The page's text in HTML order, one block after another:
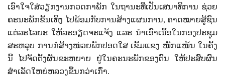
ເອົາໃຈໃສ່ວຽກງານກວດກາພັກ ໃນຖານະທີ່ເປັນເສນາທິການ ຊ່ວຍ
ຄະນະພັກຂັ້ນເທິງ ໄປພ້ອມກັບການສ້າງແຜນການ, ຄາດໝາຍສູ້ຊົນ
ແຕ່ລະໄລຍະ ໃຫ້ລະອຽດຈະແຈ້ງ ແລະ ນໍາເອົາເນື້ອໃນກອງປະຊຸມ
ສະຫລຸບ ການກໍ່ສ້າງໜ່ວຍພັກປອດໃສ ເຂັ້ມແຂງ ໜັກແໜ້ນ ໃນຄັ້ງ
ນີ້ ໄປຈັດຕັ້ງຜັນຂະຫຍາຍ ຢູ່ໃນຄະນະພັກຂອງຕົນ ໃຫ້ປະສົບຜົນ
ສໍາເລັດໃຫຍ່ຫລວງຂຶ້ນກວ່າເກົ່າ.